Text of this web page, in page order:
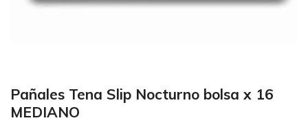
Pañales Tena Slip Nocturno bolsa x 16
MEDIANO